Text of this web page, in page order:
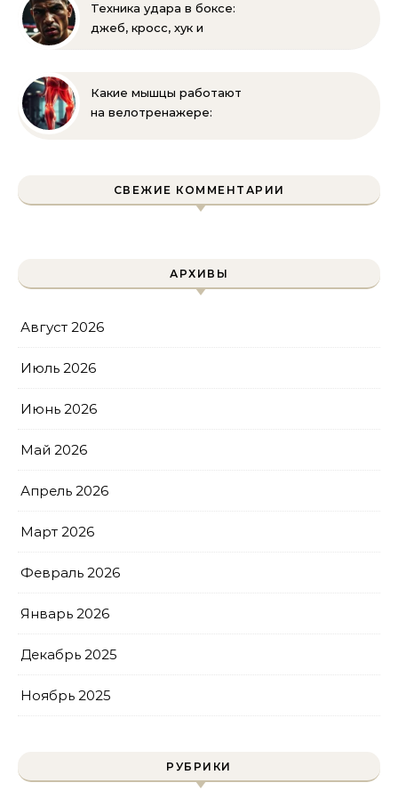
Техника удара в боксе:
джеб, кросс, хук и
Какие мышцы работают
на велотренажере:
СВЕЖИЕ КОММЕНТАРИИ
АРХИВЫ
Август 2026
Июль 2026
Июнь 2026
Май 2026
Апрель 2026
Март 2026
Февраль 2026
Январь 2026
Декабрь 2025
Ноябрь 2025
РУБРИКИ